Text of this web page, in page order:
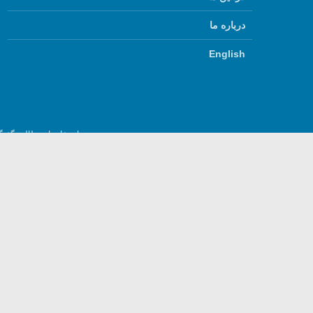
درباره ما
English
استفاده از مطالب